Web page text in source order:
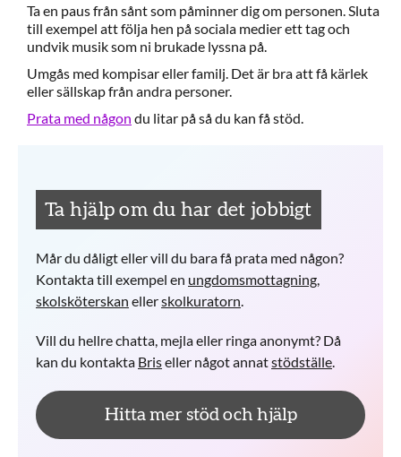
Ta en paus från sånt som påminner dig om personen. Sluta
till exempel att följa hen på sociala medier ett tag och
undvik musik som ni brukade lyssna på.
Umgås med kompisar eller familj. Det är bra att få kärlek
eller sällskap från andra personer.
Prata med någon du litar på så du kan få stöd.
Ta hjälp om du har det jobbigt
Mår du dåligt eller vill du bara få prata med någon?
Kontakta till exempel en ungdomsmottagning
skolsköterskan ellerskolkuratorn
Vill du hellre chatta, mejla eller ringa anonymt? Då
kan du kontakta Briseller något annatstödställe
Hitta mer stöd och hjälp